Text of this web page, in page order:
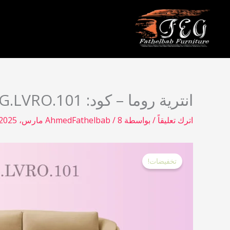
المحتوى
انترية روما – كود: FEG.LVRO.101
اترك تعليقاً/ بواسطة AhmedFathelbab /8 مارس، 2025
تخفيضات!